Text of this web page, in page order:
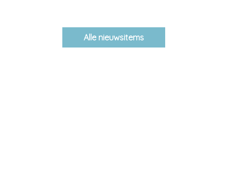
Alle nieuwsitems